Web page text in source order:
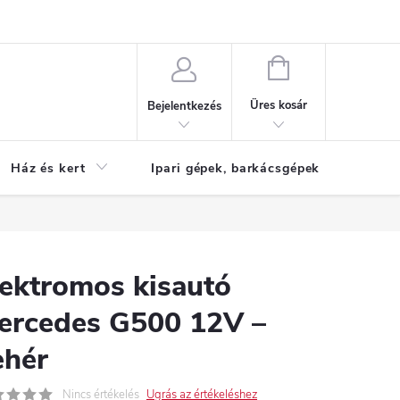
Bejelentkezés
KOSÁR
Üres kosár
Ház és kert Ipari gépek, barkácsgépek
kisautó
G500 12V –
Nincs értékelés Ugrás az értékeléshez